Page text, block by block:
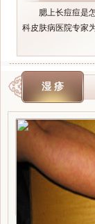
腮上长痘痘是
科皮肤病医院专家
湿 疹